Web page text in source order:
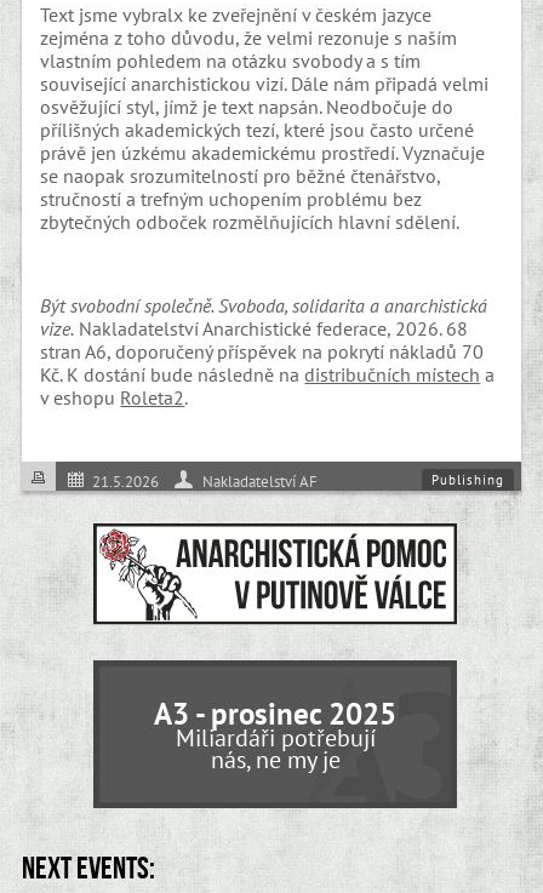
Text jsme vybralx ke zveřejnění v českém jazyce
zejména z toho důvodu, že velmi rezonuje s naším
vlastním pohledem na otázku svobody a s tím
související anarchistickou vizí. Dále nám připadá velmi
osvěžující styl, jímž je text napsán. Neodbočuje do
přílišných akademických tezí, které jsou často určené
právě jen úzkému akademickému prostředí. Vyznačuje
se naopak srozumitelností pro běžné čtenářstvo,
stručností a trefným uchopením problému bez
zbytečných odboček rozmělňujících hlavní sdělení.
Být svobodní společně. Svoboda, solidarita a anarchistická
vize. Nakladatelství Anarchistické federace, 2026. 68
stran A6, doporučený příspěvek na pokrytí nákladů 70
Kč. K dostání bude následně nadistribučních místech a
v eshopu Roleta2.
21.5.2026 Nakladatelství AF Publishing
A3 - prosinec 2025
Miliardáři potřebují
nás, ne my je
Next events: